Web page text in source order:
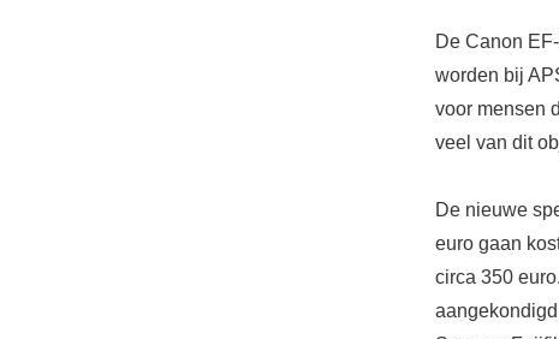
De Canon
worden bij
voor mensen
veel van dit
De nieuwe
euro gaan
circa 350